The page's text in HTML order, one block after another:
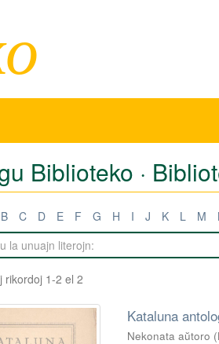
Biblioteko ·
B C D E F G H I J K L M
rikordoj 1-2 el 2
Kataluna
Nekonata aŭtoro (